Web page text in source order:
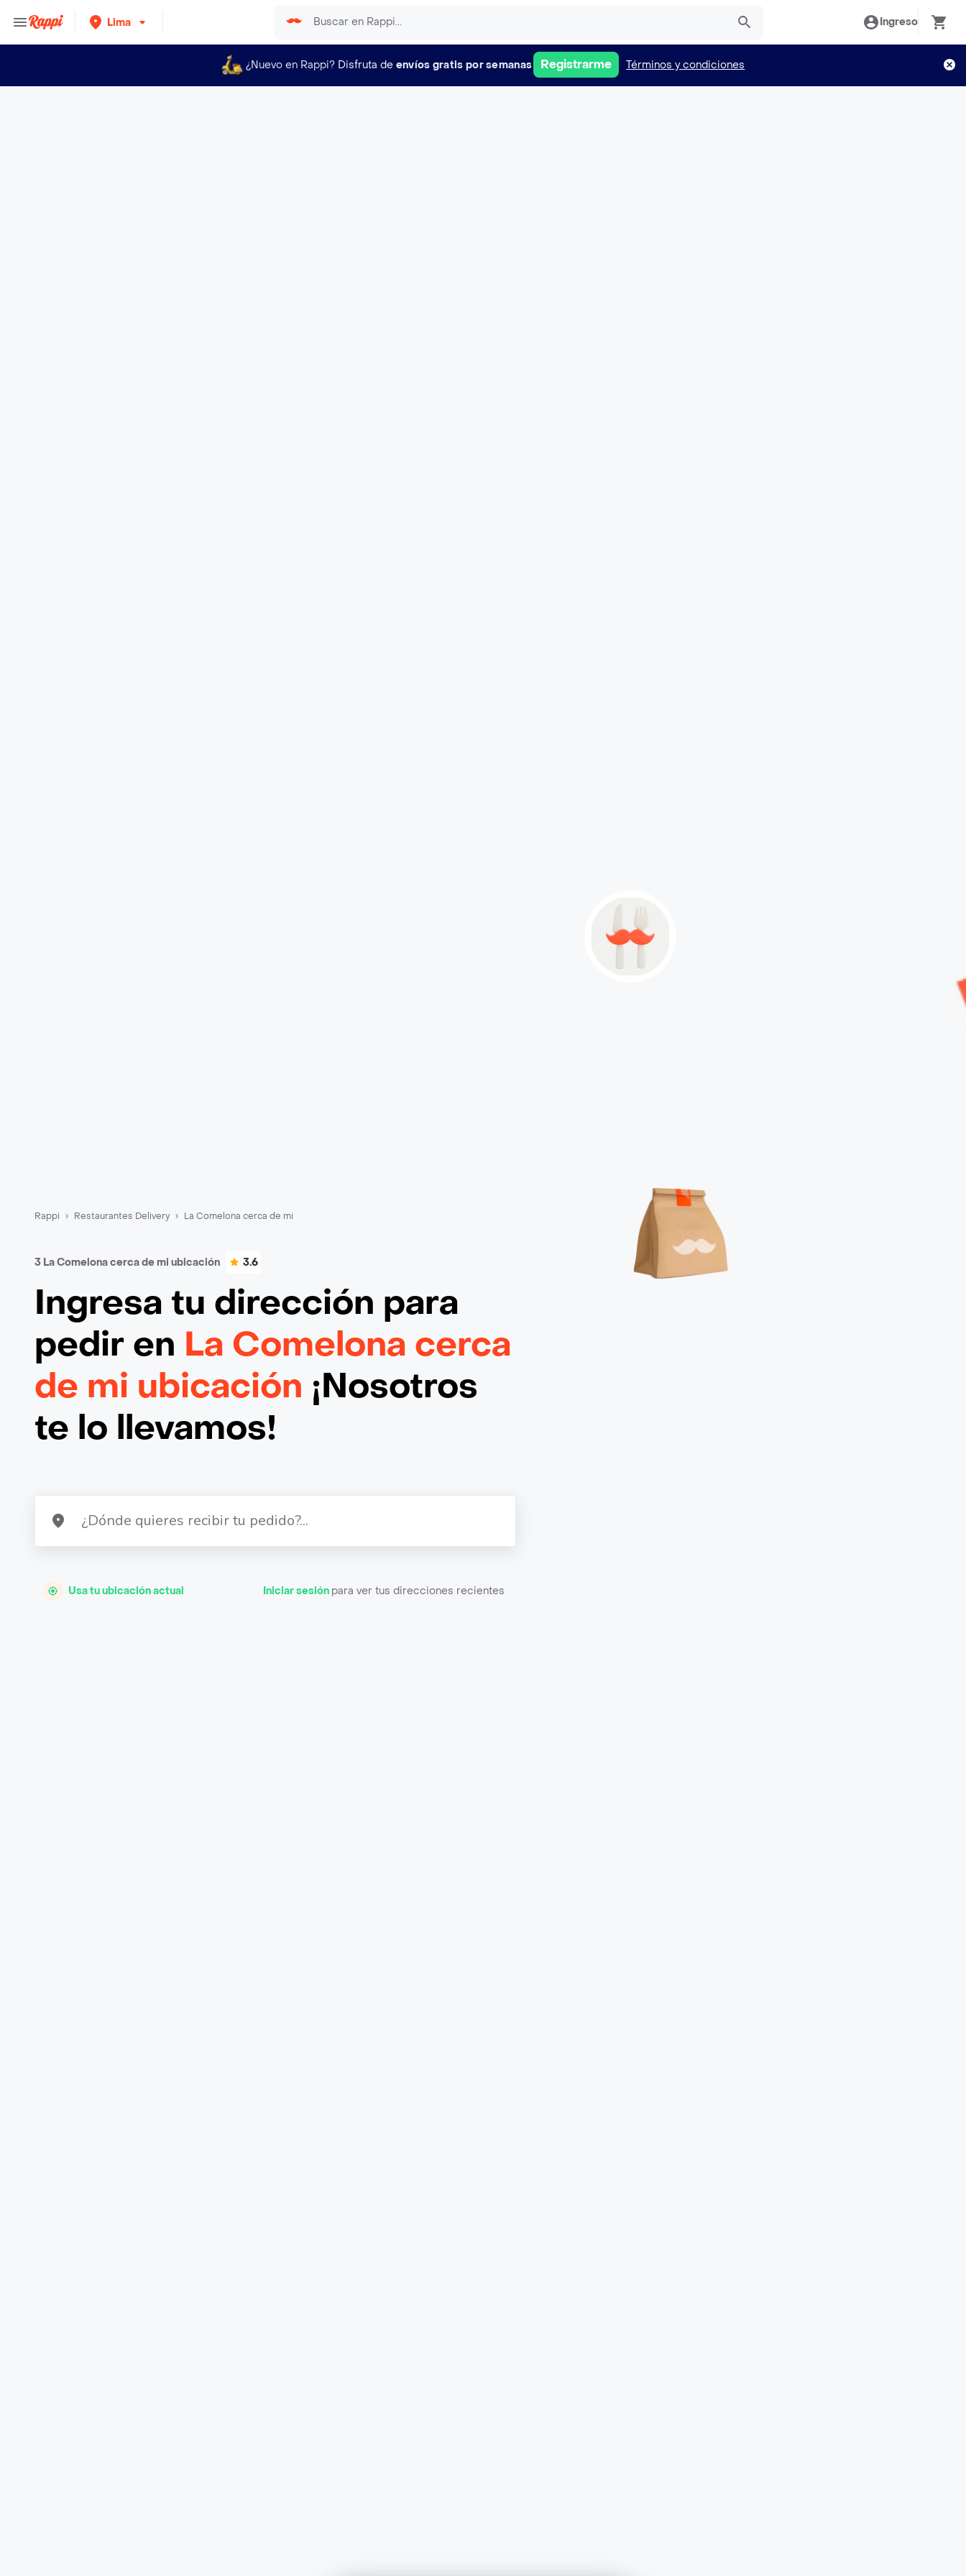
Lima Ingreso
¿Nuevo en Rappi? Disfruta de envíos gratis por semanas Registrarme Términos y condiciones
Rappi Restaurantes Delivery La Comelona cerca de mi
3 La Comelona cerca de mi ubicación 3.6
Ingresa tu dirección para
pedir en La Comelona cerca
de mi ubicación ¡Nosotros
te lo llevamos!
Usa tu ubicación actual Iniciar sesión para ver tus direcciones recientes